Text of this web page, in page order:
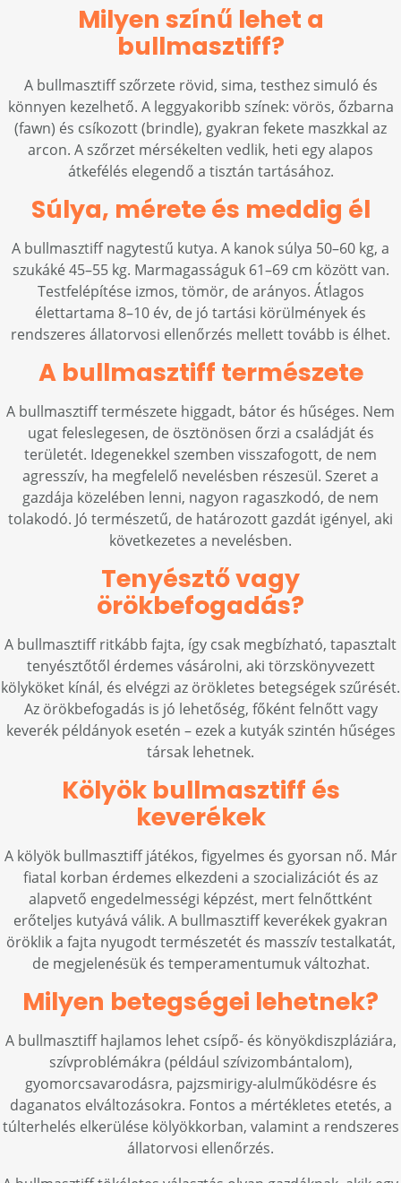
Milyen színű lehet a
bullmasztiff?
A bullmasztiff szőrzete rövid, sima, testhez simuló és
könnyen kezelhető. A leggyakoribb színek: vörös, őzbarna
(fawn) és csíkozott (brindle), gyakran fekete maszkkal az
arcon. A szőrzet mérsékelten vedlik, heti egy alapos
átkefélés elegendő a tisztán tartásához.
Súlya, mérete és meddig él
A bullmasztiff nagytestű kutya. A kanok súlya 50–60 kg, a
szukáké 45–55 kg. Marmagasságuk 61–69 cm között van.
Testfelépítése izmos, tömör, de arányos. Átlagos
élettartama 8–10 év, de jó tartási körülmények és
rendszeres állatorvosi ellenőrzés mellett tovább is élhet.
A bullmasztiff természete
A bullmasztiff természete higgadt, bátor és hűséges. Nem
ugat feleslegesen, de ösztönösen őrzi a családját és
területét. Idegenekkel szemben visszafogott, de nem
agresszív, ha megfelelő nevelésben részesül. Szeret a
gazdája közelében lenni, nagyon ragaszkodó, de nem
tolakodó. Jó természetű, de határozott gazdát igényel, aki
következetes a nevelésben.
Tenyésztő vagy
örökbefogadás?
A bullmasztiff ritkább fajta, így csak megbízható, tapasztalt
tenyésztőtől érdemes vásárolni, aki törzskönyvezett
kölyköket kínál, és elvégzi az örökletes betegségek szűrését.
Az örökbefogadás is jó lehetőség, főként felnőtt vagy
keverék példányok esetén – ezek a kutyák szintén hűséges
társak lehetnek.
Kölyök bullmasztiff és
keverékek
A kölyök bullmasztiff játékos, figyelmes és gyorsan nő. Már
fiatal korban érdemes elkezdeni a szocializációt és az
alapvető engedelmességi képzést, mert felnőttként
erőteljes kutyává válik. A bullmasztiff keverékek gyakran
öröklik a fajta nyugodt természetét és masszív testalkatát,
de megjelenésük és temperamentumuk változhat.
Milyen betegségei lehetnek?
A bullmasztiff hajlamos lehet csípő- és könyökdiszpláziára,
szívproblémákra (például szívizombántalom),
gyomorcsavarodásra, pajzsmirigy-alulműködésre és
daganatos elváltozásokra. Fontos a mértékletes etetés, a
túlterhelés elkerülése kölyökkorban, valamint a rendszeres
állatorvosi ellenőrzés.